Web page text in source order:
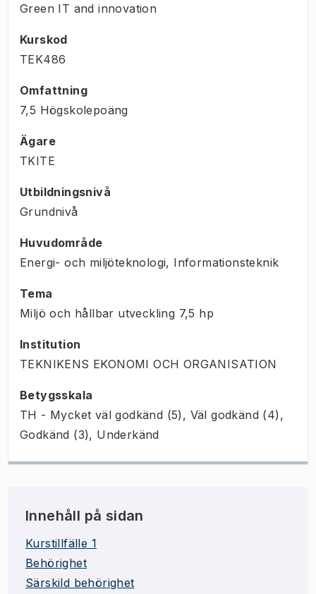
Green IT and innovation
Kurskod
TEK486
Omfattning
7,5 Högskolepoäng
Ägare
TKITE
Utbildningsnivå
Grundnivå
Huvudområde
Energi- och miljöteknologi, Informationsteknik
Tema
Miljö och hållbar utveckling 7,5 hp
Institution
TEKNIKENS EKONOMI OCH ORGANISATION
Betygsskala
TH - Mycket väl godkänd (5), Väl godkänd (4),
Godkänd (3), Underkänd
Innehåll på sidan
Kurstillfälle 1
Behörighet
Särskild behörighet